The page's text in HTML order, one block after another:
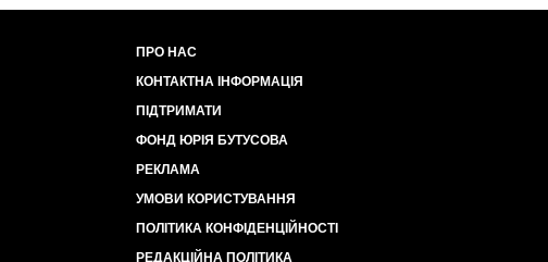
ПРО НАС
КОНТАКТНА ІНФОРМАЦІЯ
ПІДТРИМАТИ
ФОНД ЮРІЯ БУТУСОВА
РЕКЛАМА
УМОВИ КОРИСТУВАННЯ
ПОЛІТИКА КОНФІДЕНЦІЙНОСТІ
РЕДАКЦІЙНА ПОЛІТИКА